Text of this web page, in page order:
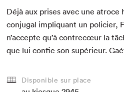
Déjà aux pris­es avec une
con­ju­gal impli­quant un polici­er,
n’accepte qu’à con­trecœur la
que lui con­fie son supérieur.
Disponible sur place